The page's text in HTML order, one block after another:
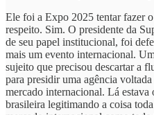
Ele foi a Expo 2025 tentar fazer
respeito. Sim. O presidente da
de seu papel institucional, foi
mais um evento internacional.
sujeito que precisou descartar a
para presidir uma agência
mercado internacional. Lá estava
brasileira legitimando a coisa